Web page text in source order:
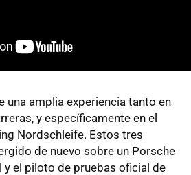
una amplia experiencia tanto en
y específicamente en el
Nordschleife. Estos tres
de nuevo sobre un Porsche
y el piloto de pruebas oficial de